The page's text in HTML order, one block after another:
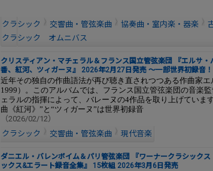
クラシック 交響曲・管弦楽曲 協奏曲・室内楽・器楽
クラシック オムニバス
クリスティアン・マチェラル＆フランス国立管弦楽団 『エルサ
番、紅河、ツィガーヌ』 2026年2月27日発売 ～一部世界初録音！
近年その独自の作曲語法が再び聴き直されつつある作曲家
1999）。このアルバムでは、フランス国立管弦楽団の音楽
ェラルの指揮によって、バレーヌの4作品を取り上げていま
曲《紅河》”と“ツィガーヌ”は世界初録音
（2026/02/12）
クラシック
交響曲・管弦楽曲 現代音楽
ダニエル・バレンボイム＆パリ管弦楽団 『ワーナークラシック
ックス&エラート録音全集』 15枚組 2026年3月6日発売